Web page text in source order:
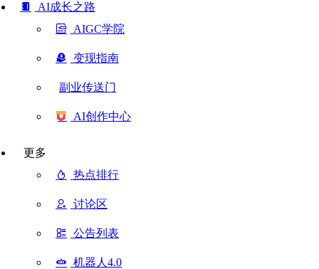
AI成长之路
AIGC学院
变现指南
副业传送门
AI创作中心
更多
热点排行
讨论区
公告列表
机器人4.0